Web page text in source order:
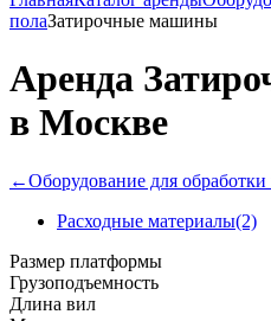
полаЗатирочные машины
Аренда
в Москве
←Оборудование для обработки
Расходные материалы(2)
Размер платформы
Грузоподъемность
Длина вил